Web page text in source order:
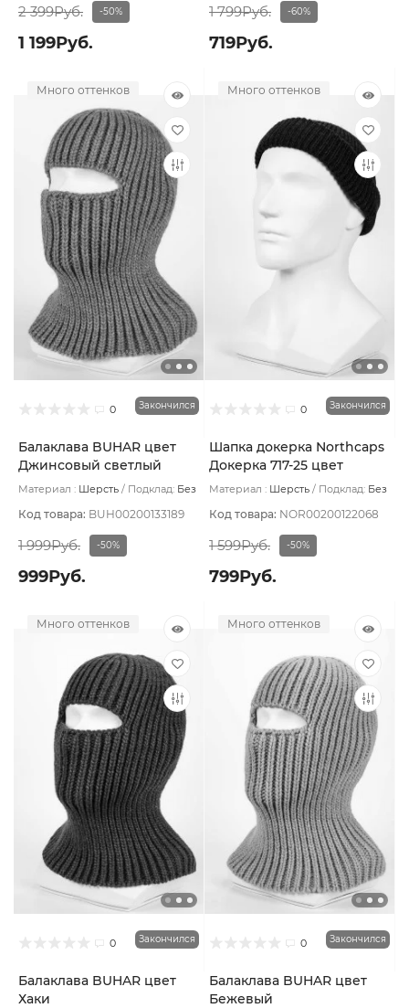
2 399Руб. -50%
1 199Руб.
1 799Руб. -60%
719Руб.
Много оттенков
0 Закончился
Балаклава BUHAR цвет
Джинсовый светлый
Материал : Шерсть Подклад: Без
Код товара: BUH00200133189
1 999Руб. -50%
999Руб.
Много оттенков
0 Закончился
Шапка докерка Northcaps
Докерка 717-25 цвет
Коричневый
Материал : Шерсть Подклад: Без
Код товара: NOR00200122068
1 599Руб. -50%
799Руб.
Много оттенков
0 Закончился
Балаклава BUHAR цвет
Хаки
Много оттенков
0 Закончился
Балаклава BUHAR цвет
Бежевый